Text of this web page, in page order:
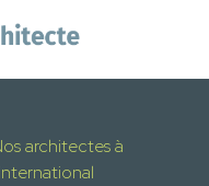
architectes à